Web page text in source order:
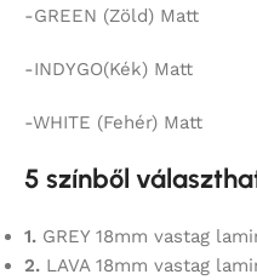
-GREEN (Zöld) Matt
-INDYGO(Kék) Matt
-WHITE (Fehér) Matt
5 színből
1. GREY 18mm vastag
2. LAVA 18mm vastag